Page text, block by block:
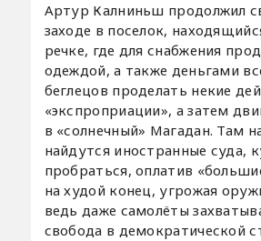
Артур Калниньш продолжил
заходе в поселок,
речке, где для снабжения
одеждой, а также деньгами
беглецов проделать некие
«экспроприации», а затем
в «солнечный» Магадан. Там
найдутся иностранные суда,
пробраться, оплатив
на худой конец, угрожая
ведь даже самолёты
свобода в демократической